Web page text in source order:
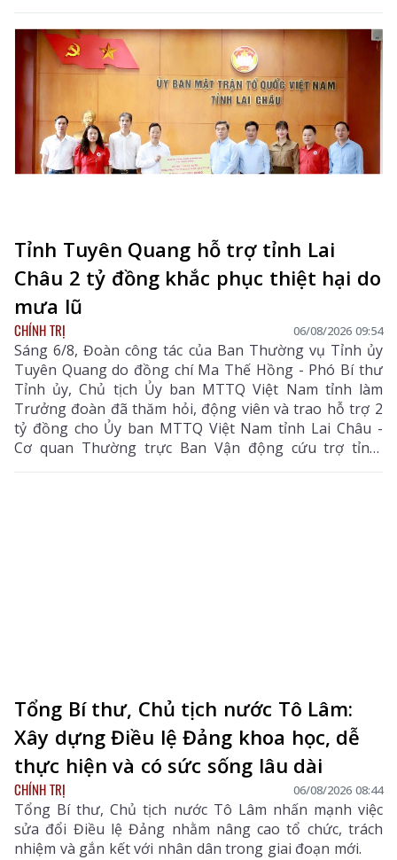
Tỉnh Tuyên Quang hỗ trợ tỉnh Lai
Châu 2 tỷ đồng khắc phục thiệt hại do
mưa lũ
CHÍNH TRỊ 06/08/2026 09:54
Sáng 6/8, Đoàn công tác của Ban Thường vụ Tỉnh ủy
Tuyên Quang do đồng chí Ma Thế Hồng - Phó Bí thư
Tỉnh ủy, Chủ tịch Ủy ban MTTQ Việt Nam tỉnh làm
Trưởng đoàn đã thăm hỏi, động viên và trao hỗ trợ 2
tỷ đồng cho Ủy ban MTTQ Việt Nam tỉnh Lai Châu -
Cơ quan Thường trực Ban Vận động cứu trợ tỉnh,
nhằm giúp nhân dân khắc phục hậu quả thiên tai, mưa
Tổng Bí thư, Chủ tịch nước Tô Lâm:
Xây dựng Điều lệ Đảng khoa học, dễ
thực hiện và có sức sống lâu dài
CHÍNH TRỊ 06/08/2026 08:44
Tổng Bí thư, Chủ tịch nước Tô Lâm nhấn mạnh việc
sửa đổi Điều lệ Đảng nhằm nâng cao tổ chức, trách
nhiệm và gắn kết với nhân dân trong giai đoạn mới.